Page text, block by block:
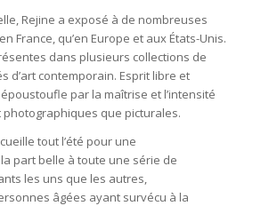
Rejine a exposé à de nombreuses
France, qu’en Europe et aux États-Unis.
dans plusieurs collections de
d’art contemporain. Esprit libre et
par la maîtrise et l’intensité
que picturales.
tout l’été pour une
part belle à toute une série de
les uns que les autres,
âgées ayant survécu à la